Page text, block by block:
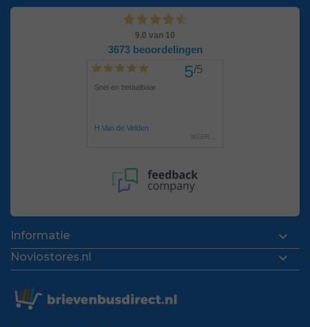
Informatie 
Noviostores.nl 